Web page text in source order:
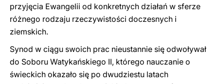
przyjęcia Ewangelii od konkretnych działań w sferze
różnego rodzaju rzeczywistości doczesnych i
ziemskich.
Synod w ciągu swoich prac nieustannie się odwoływał
do Soboru Watykańskiego II, którego nauczanie o
świeckich okazało się po dwudziestu latach